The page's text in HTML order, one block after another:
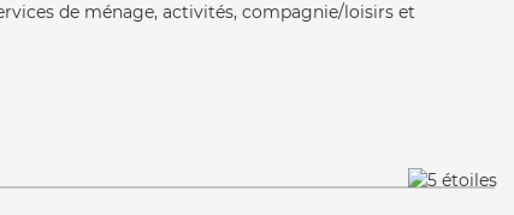
de ménage, activités, compagnie/loisirs et